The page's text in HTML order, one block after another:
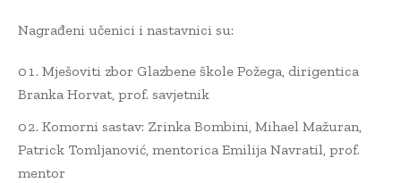
Nagrađeni učenici i nastavnici su:
Mješoviti zbor Glazbene škole Požega, dirigentica
Branka Horvat, prof. savjetnik
Komorni sastav: Zrinka Bombini, Mihael Mažuran,
Patrick Tomljanović, mentorica Emilija Navratil, prof.
mentor